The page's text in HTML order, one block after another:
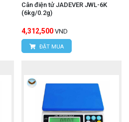
Cân điện tử JADEVER JWL-6K
(6kg/0.2g)
4,312,500 VND
ĐẶT MUA